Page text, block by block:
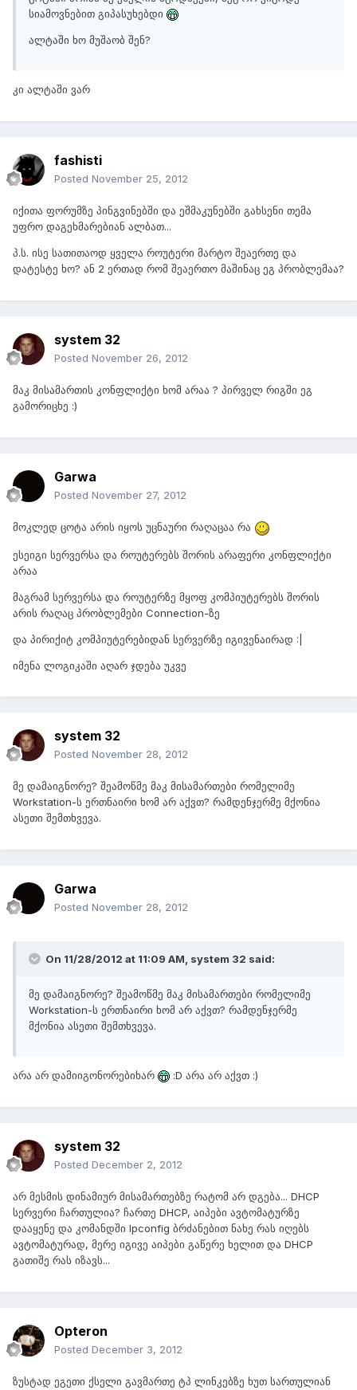
სიამოვნებით გიპასუხებდი
ალტაში ხო მუშაობ შენ?
კი ალტაში ვარ
fashisti
Posted November 25, 2012
იქითა ფორუმზე პინგვინებში და ეშმაკუნებში გახსენი თემა
უფრო დაგეხმარებიან ალბათ...
პ.ს. ისე სათითაოდ ყველა როუტერი მარტო შეაერთე და
დატესტე ხო? ან 2 ერთად რომ შეაერთო მაშინაც ეგ პრობლემაა?
system 32
Posted November 26, 2012
მაკ მისამართის კონფლიქტი ხომ არაა ? პირველ რიგში ეგ
გამორიცხე :)
Garwa
Posted November 27, 2012
მოკლედ ცოტა არის იყოს უცნაური რაღაცაა რა
ესეიგი სერვერსა და როუტერებს შორის არაფერი კონფლიქტი
არაა
მაგრამ სერვერსა და როუტერზე მყოფ კომპიუტერებს შორის
არის რაღაც პრობლემები Connection-ზე
და პირიქიტ კომპიუტერებიდან სერვერზე იგივენაირად :|
იმენა ლოგიკაში აღარ ჯდება უკვე
system 32
Posted November 28, 2012
მე დამაიგნორე? შეამოწმე მაკ მისამართები რომელიმე
Workstation-ს ერთნაირი ხომ არ აქვთ? რამდენჯერმე მქონია
ასეთი შემთხვევა.
Garwa
Posted November 28, 2012
On 11/28/2012 at 11:09 AM, system 32 said:
მე დამაიგნორე? შეამოწმე მაკ მისამართები რომელიმე
Workstation-ს ერთნაირი ხომ არ აქვთ? რამდენჯერმე
მქონია ასეთი შემთხვევა.
არა არ დამიიგონორებიხარ :D არა არ აქვთ :)
system 32
Posted December 2, 2012
არ მესმის დინამიურ მისამართებზე რატომ არ დგება... DHCP
სერვერი ჩართულია? ჩართე DHCP, აიპები ავტომატურზე
დააყენე და კომანდში Ipconfig ბრძანებით ნახე რას იღებს
ავტომატურად, მერე იგივე აიპები გაწერე ხელით და DHCP
გათიშე რას იზავს...
Opteron
Posted December 3, 2012
ზუსტად ეგეთი ქსელი გავმართე ტპ ლინკებზე ხუთ სართულიან